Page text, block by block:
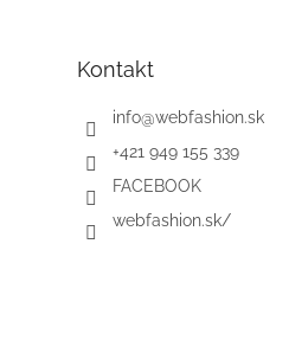
Kontakt
info@webfashion.sk
+421 949 155 339
FACEBOOK
webfashion.sk/